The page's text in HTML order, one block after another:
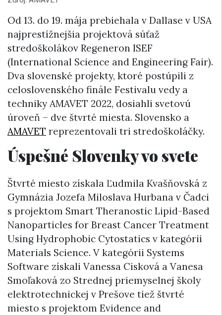
Od 13. do 19. mája prebiehala v Dallase v USA
najprestížnejšia projektová súťaž
stredoškolákov Regeneron ISEF
(International Science and Engineering Fair).
Dva slovenské projekty, ktoré postúpili z
celoslovenského finále Festivalu vedy a
techniky AMAVET 2022, dosiahli svetovú
úroveň – dve štvrté miesta. Slovensko a
AMAVET reprezentovali tri stredoškoláčky.
Úspešné Slovenky vo svete
Štvrté miesto získala Ľudmila Kvašňovská z
Gymnázia Jozefa Miloslava Hurbana v Čadci
s projektom Smart Theranostic Lipid-Based
Nanoparticles for Breast Cancer Treatment
Using Hydrophobic Cytostatics v kategórii
Materials Science. V kategórii Systems
Software získali Vanessa Cisková a Vanesa
Smoľaková zo Strednej priemyselnej školy
elektrotechnickej v Prešove tiež štvrté
miesto s projektom Evidence and